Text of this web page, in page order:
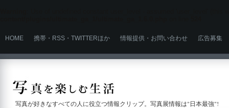
HOME 携帯・RSS・TWITTERほか 情報提供・お問い合わせ 広告募集
写真が好きなすべての人に役立つ情報クリップ。写真展情報は"日本最強"!